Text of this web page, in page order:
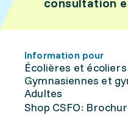
Information pour
Écolières et écoliers
Gymnasiennes et
Adultes
Shop CSFO: